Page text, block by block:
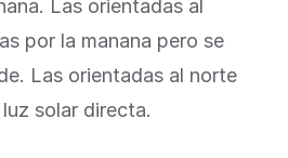
Las orientadas al
por la manana pero se
Las orientadas al norte
solar directa.